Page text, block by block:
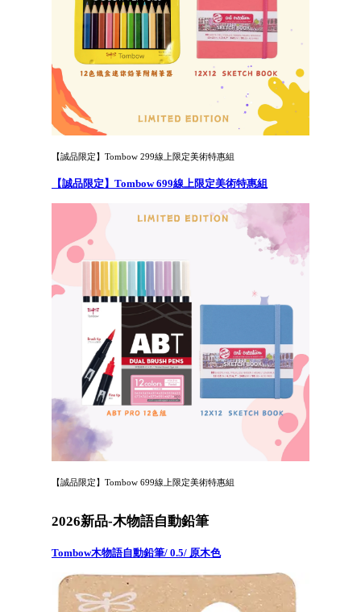
【誠品限定】Tombow 299線上限定美術特惠組
【誠品限定】Tombow 699線上限定美術特惠組
【誠品限定】Tombow 699線上限定美術特惠組
2026新品-木物語自動鉛筆
Tombow木物語自動鉛筆/ 0.5/ 原木色